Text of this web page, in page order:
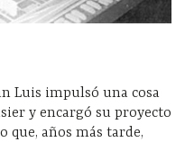
Luis impulsó una cosa
y encargó su proyecto
que, años más tarde,